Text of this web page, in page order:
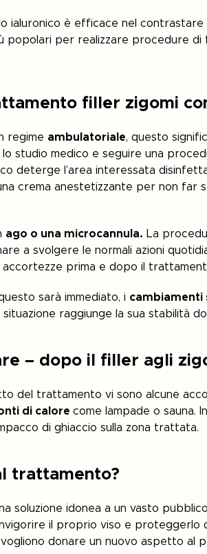
ialuronico è efficace nel contrastare i
popolari per realizzare procedure di
filler zigomi
regime ambulatoriale, questo
studio medico e seguire una
deterge l’area interessata
crema anestetizzante per non far
ago o una microcannula. La
a svolgere le normali azioni
accortezze prima e dopo il
sarà immediato, i cambiamenti
situazione raggiunge la sua stabilità
– dopo il filler agli
del trattamento vi sono alcune
di calore come lampade o sauna.
di ghiaccio sulla zona trattata.
trattamento?
soluzione idonea a un vasto
il proprio viso e proteggerlo
donare un nuovo aspetto al